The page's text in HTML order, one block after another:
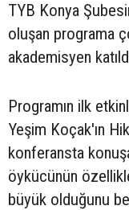
TYB Konya
oluşan programa
akademisyen
Programın ilk
Yeşim Koçak'ın
konferansta
öykücünün
büyük olduğunu